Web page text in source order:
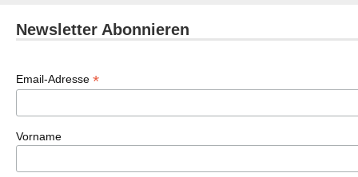
Newsletter Abonnieren
Email-Adresse *
Vorname